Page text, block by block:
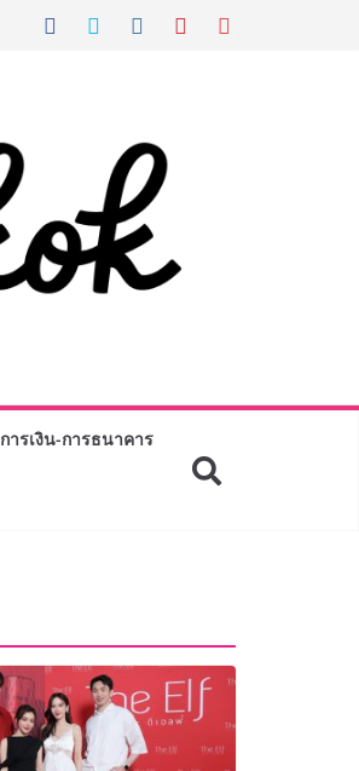
การเงิน-การธนาคาร